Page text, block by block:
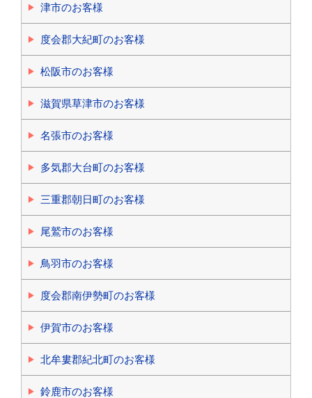
津市のお客様
度会郡大紀町のお客様
松阪市のお客様
滋賀県草津市のお客様
名張市のお客様
多気郡大台町のお客様
三重郡朝日町のお客様
尾鷲市のお客様
鳥羽市のお客様
度会郡南伊勢町のお客様
伊賀市のお客様
北牟婁郡紀北町のお客様
鈴鹿市のお客様